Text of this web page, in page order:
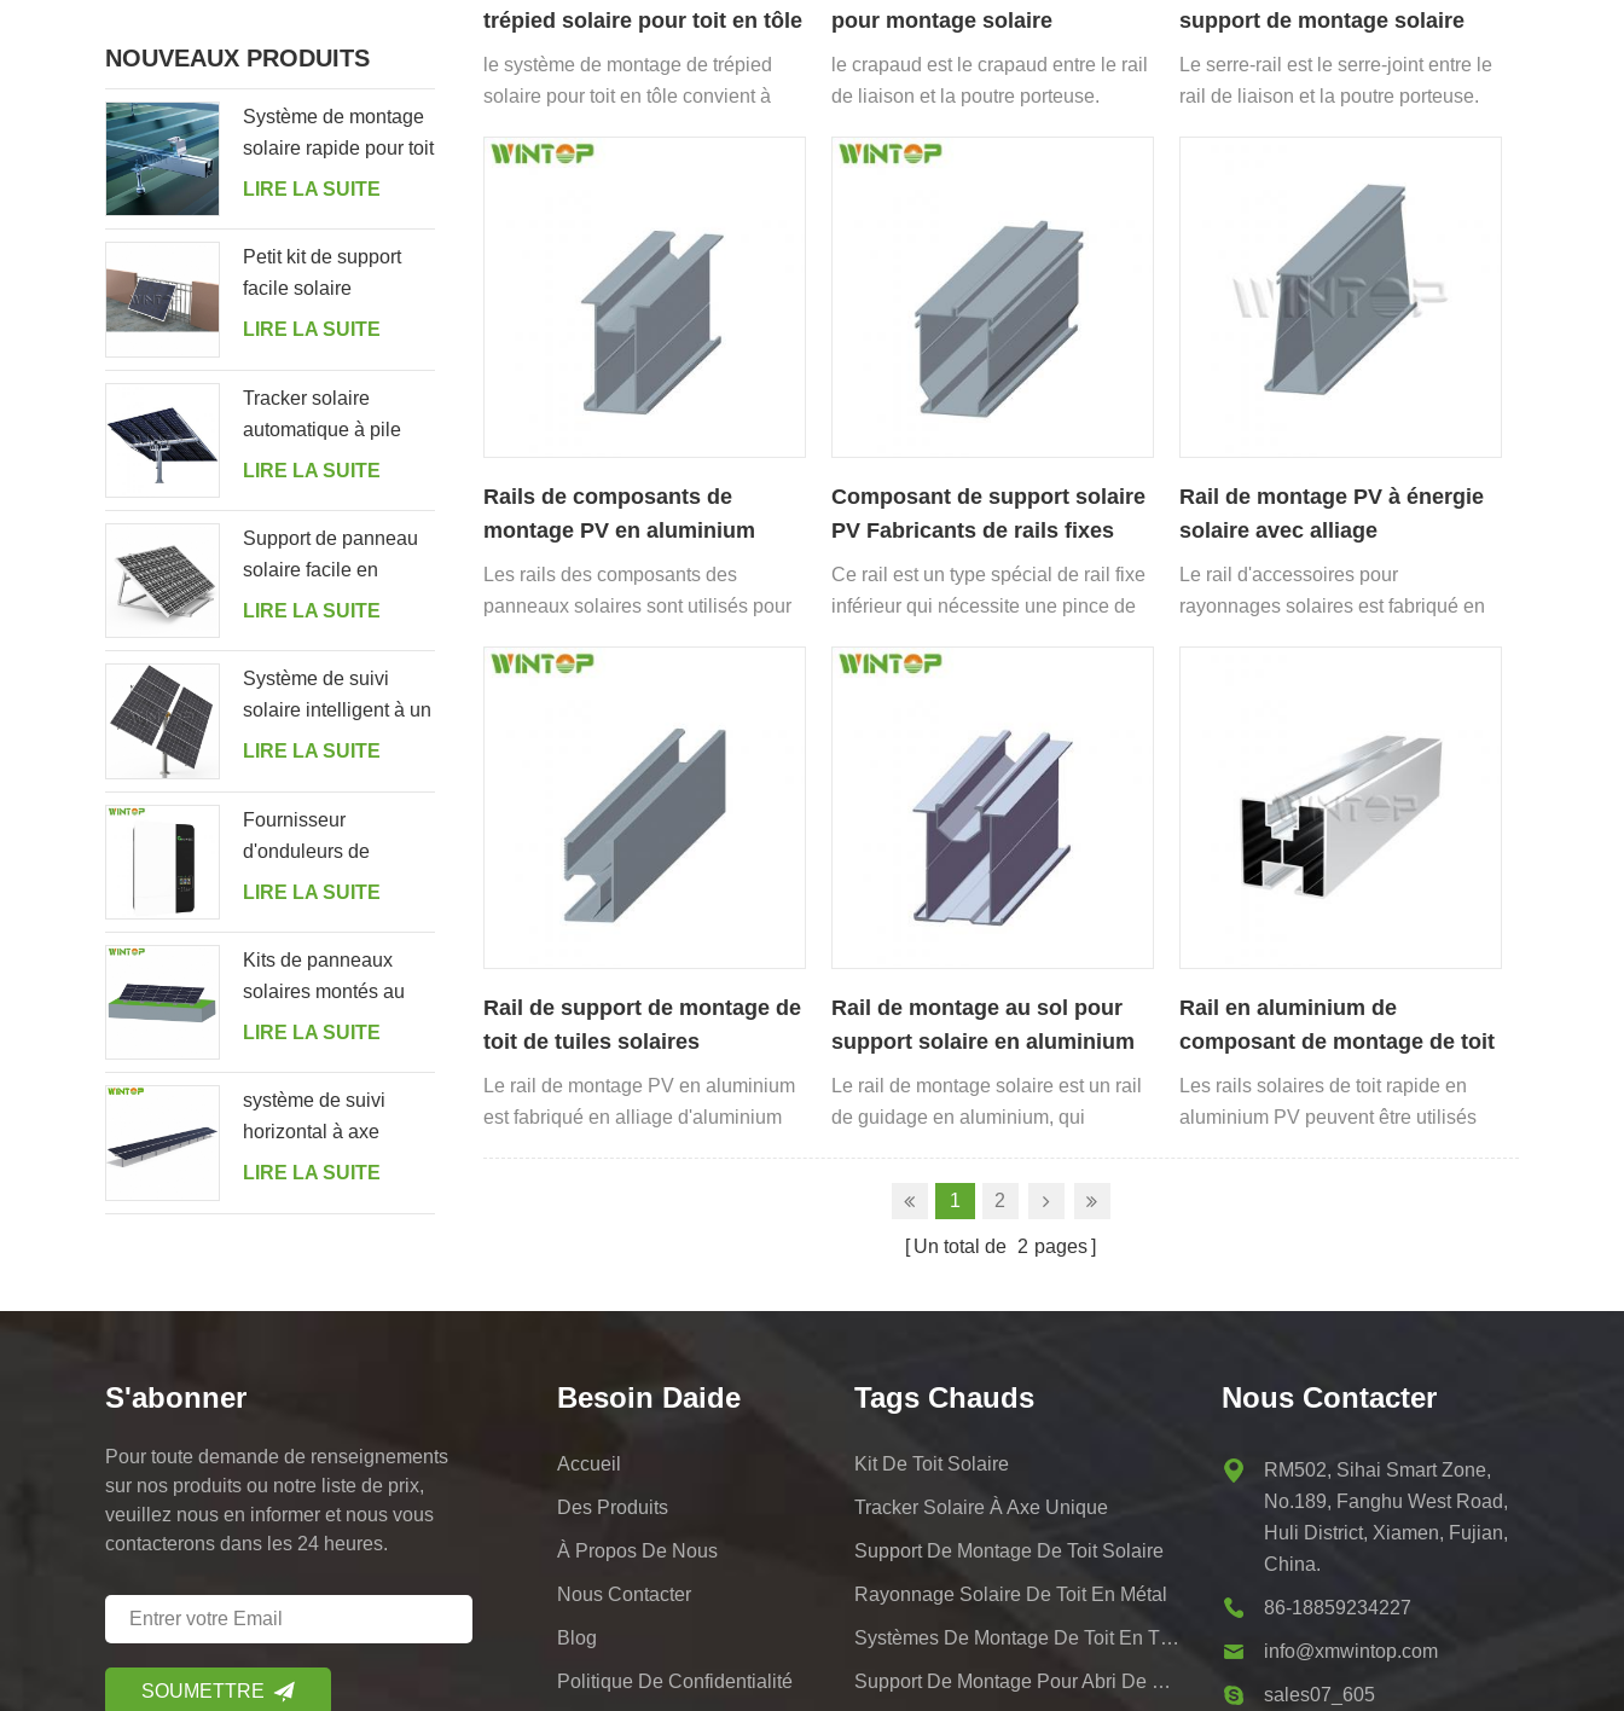
trépied solaire pour toit en tôle
le système de montage de trépied
solaire pour toit en tôle convient à
pour montage solaire
le crapaud est le crapaud entre le rail
de liaison et la poutre porteuse.
support de montage solaire
Le serre-rail est le serre-joint entre le
rail de liaison et la poutre porteuse.
Rails de composants de
montage PV en aluminium
pour panneaux solaires
Les rails des composants des
panneaux solaires sont utilisés pour
Composant de support solaire
PV Fabricants de rails fixes
Ce rail est un type spécial de rail fixe
inférieur qui nécessite une pince de
solaire.
Rail de montage PV à énergie
solaire avec alliage
d'aluminium
Le rail d'accessoires pour
rayonnages solaires est fabriqué en
Rail de support de montage de
toit de tuiles solaires
Le rail de montage PV en aluminium
est fabriqué en alliage d'aluminium
Rail de montage au sol pour
support solaire en aluminium
Le rail de montage solaire est un rail
de guidage en aluminium, qui
des occasions avec de faibles
niveaux de vent et de neige.
Rail en aluminium de
composant de montage de toit
PV rapide
Les rails solaires de toit rapide en
aluminium PV peuvent être utilisés
1
2
Un total de 2 pages
NOUVEAUX PRODUITS
Système de montage
solaire rapide pour toit
en tôle avec boulon
LIRE LA SUITE
Petit kit de support
facile solaire
résidentiel pour
LIRE LA SUITE
Tracker solaire
automatique à pile
unique avec 10
LIRE LA SUITE
Support de panneau
solaire facile en
aluminium à angle
LIRE LA SUITE
Système de suivi
solaire intelligent à un
seul poteau et à deux
LIRE LA SUITE
Fournisseur
d'onduleurs de
stockage d'énergie
LIRE LA SUITE
Kits de panneaux
solaires montés au
sol en forme
LIRE LA SUITE
système de suivi
horizontal à axe
unique à double
LIRE LA SUITE
S'abonner
Pour toute demande de renseignements
sur nos produits ou notre liste de prix,
veuillez nous en informer et nous vous
contacterons dans les 24 heures.
Besoin Daide
Accueil
Des Produits
À Propos De Nous
Nous Contacter
Blog
Politique De Confidentialité
Tags Chauds
Kit De Toit Solaire
Tracker Solaire À Axe Unique
Support De Montage De Toit Solaire
Rayonnage Solaire De Toit En Métal
Systèmes De Montage De Toit En Tôle Pv
Support De Montage Pour Abri De Voiture Solaire Résidentiel
Nous Contacter
RM502, Sihai Smart Zone,
No.189, Fanghu West Road,
Huli District, Xiamen, Fujian,
China.
86-18859234227
info@xmwintop.com
sales07_605